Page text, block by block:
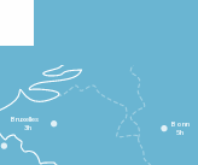
Bruxelles
3h
Bonn
5h